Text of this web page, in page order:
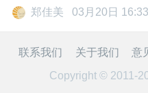
网
公
郑佳美 03月20日 16:33
联系我们 关于我们
意
Copyright © 2011-